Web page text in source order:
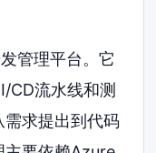
管理平台。它
CD流水线和测
求提出到代码